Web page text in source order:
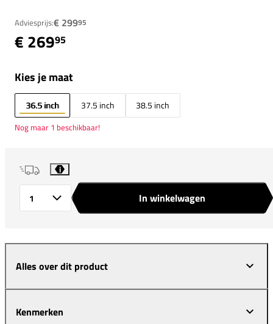
Adviesprijs:€ 29995
€ 26995
Kies je maat
36.5 inch 37.5 inch 38.5 inch
Nog maar 1 beschikbaar!
i
In winkelwagen
Alles over dit product
Kenmerken